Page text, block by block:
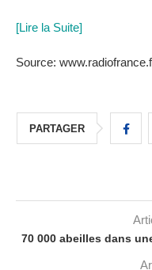
[Lire la Suite]
Source:
PARTAGER
70 000 abeilles dans